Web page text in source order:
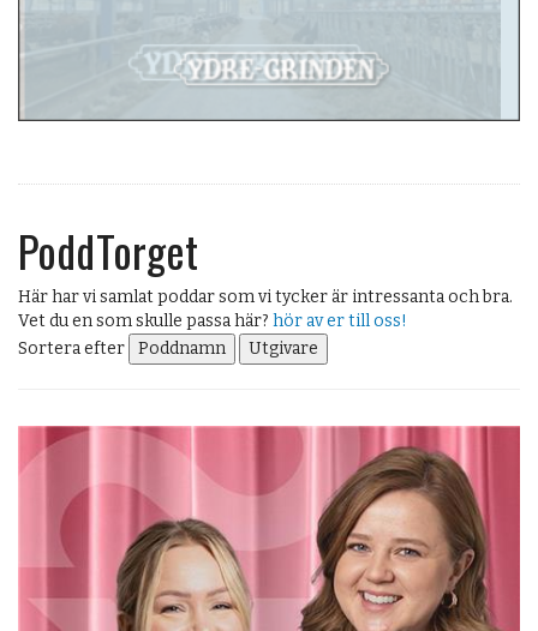
PoddTorget
Här har vi samlat poddar som vi tycker är intressanta och bra.
Vet du en som skulle passa här? hör av er till oss!
Sortera efter
Poddnamn Utgivare